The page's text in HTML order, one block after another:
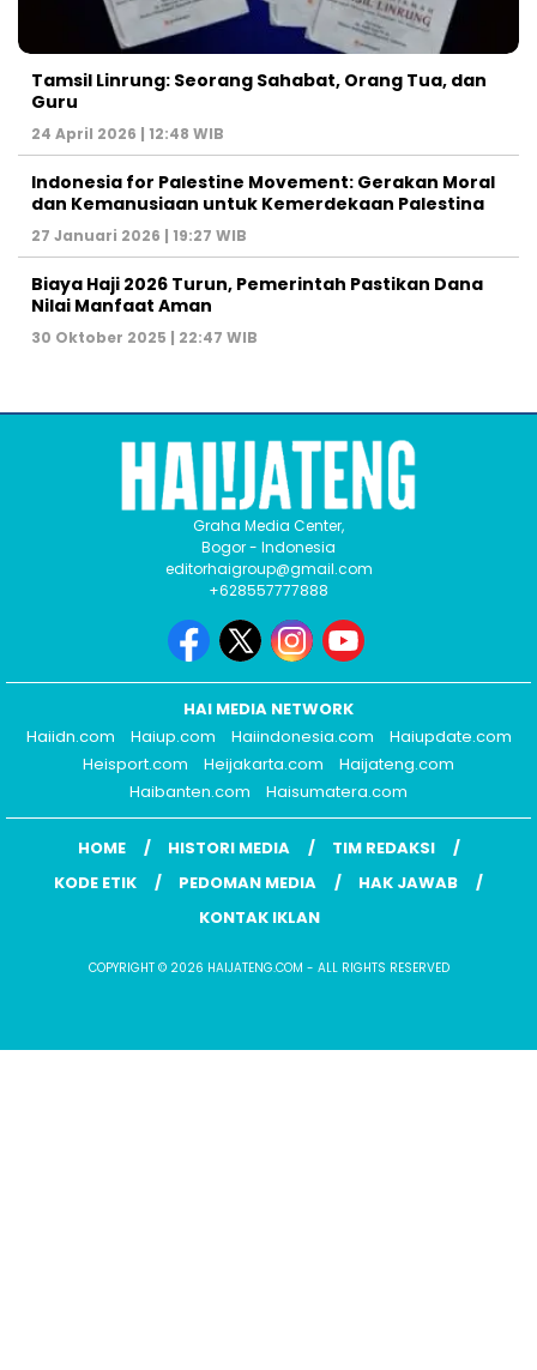
Tamsil Linrung: Seorang Sahabat, Orang Tua, dan
Guru
24 April 2026 | 12:48 WIB
Indonesia for Palestine Movement: Gerakan Moral
dan Kemanusiaan untuk Kemerdekaan Palestina
27 Januari 2026 | 19:27 WIB
Biaya Haji 2026 Turun, Pemerintah Pastikan Dana
Nilai Manfaat Aman
30 Oktober 2025 | 22:47 WIB
Graha Media Center,
Bogor - Indonesia
editorhaigroup@gmail.com
+628557777888
HAI MEDIA NETWORK
Haiidn.com
Haiup.com Haiindonesia.com
Haiupdate.com
Heisport.com
Heijakarta.com
Haijateng.com
Haibanten.com
Haisumatera.com
HOME HISTORI MEDIA
TIM REDAKSI
KODE ETIK
PEDOMAN MEDIA
HAK JAWAB
KONTAK IKLAN
COPYRIGHT © 2026 HAIJATENG.COM - ALL RIGHTS RESERVED